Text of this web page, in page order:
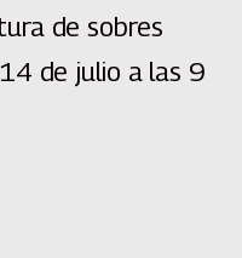
de sobres
de julio a las 9